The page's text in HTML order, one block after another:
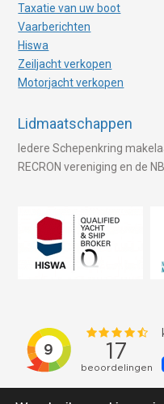
Taxatie van uw boot
Vaarberichten
Hiswa
Zeiljacht verkopen
Motorjacht verkopen
Lidmaatschappen
Iedere Schepenkring
RECRON vereniging en de